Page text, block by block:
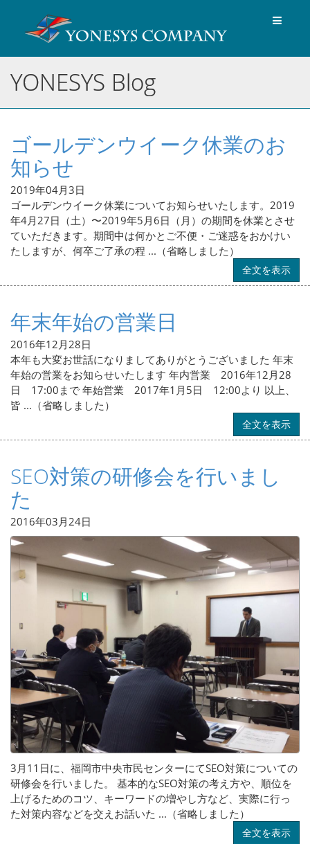
Toggle
YONESYS Blog
ゴールデンウイーク休業のお
知らせ
2019年04月3日
ゴールデンウイーク休業についてお知らせいたします。2019
年4月27日（土）〜2019年5月6日（月）の期間を休業とさせ
ていただきます。期間中は何かとご不便・ご迷惑をおかけい
たしますが、何卒ご了承の程 ...（省略しました）
全文を表示
年末年始の営業日
2016年12月28日
本年も大変お世話になりましてありがとうございました 年末
年始の営業をお知らせいたします 年内営業 2016年12月28
日 17:00まで 年始営業 2017年1月5日 12:00より 以上、
皆 ...（省略しました）
全文を表示
SEO対策の研修会を行いまし
た
2016年03月24日
3月11日に、福岡市中央市民センターにてSEO対策についての
研修会を行いました。 基本的なSEO対策の考え方や、順位を
上げるためのコツ、キーワードの増やし方など、実際に行っ
た対策内容などを交えお話いた ...（省略しました）
全文を表示